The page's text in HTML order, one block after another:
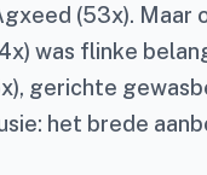
(53x). Maar
was flinke
gerichte
het brede